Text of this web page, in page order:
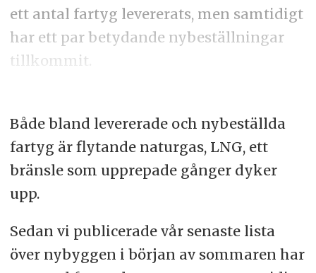
ett antal fartyg levererats, men samtidigt
har ett par betydande nybeställningar
tillkommit.
Både bland levererade och nybeställda
fartyg är flytande naturgas, LNG, ett
bränsle som upprepade gånger dyker
upp.
Sedan vi publicerade vår senaste lista
över nybyggen i början av sommaren har